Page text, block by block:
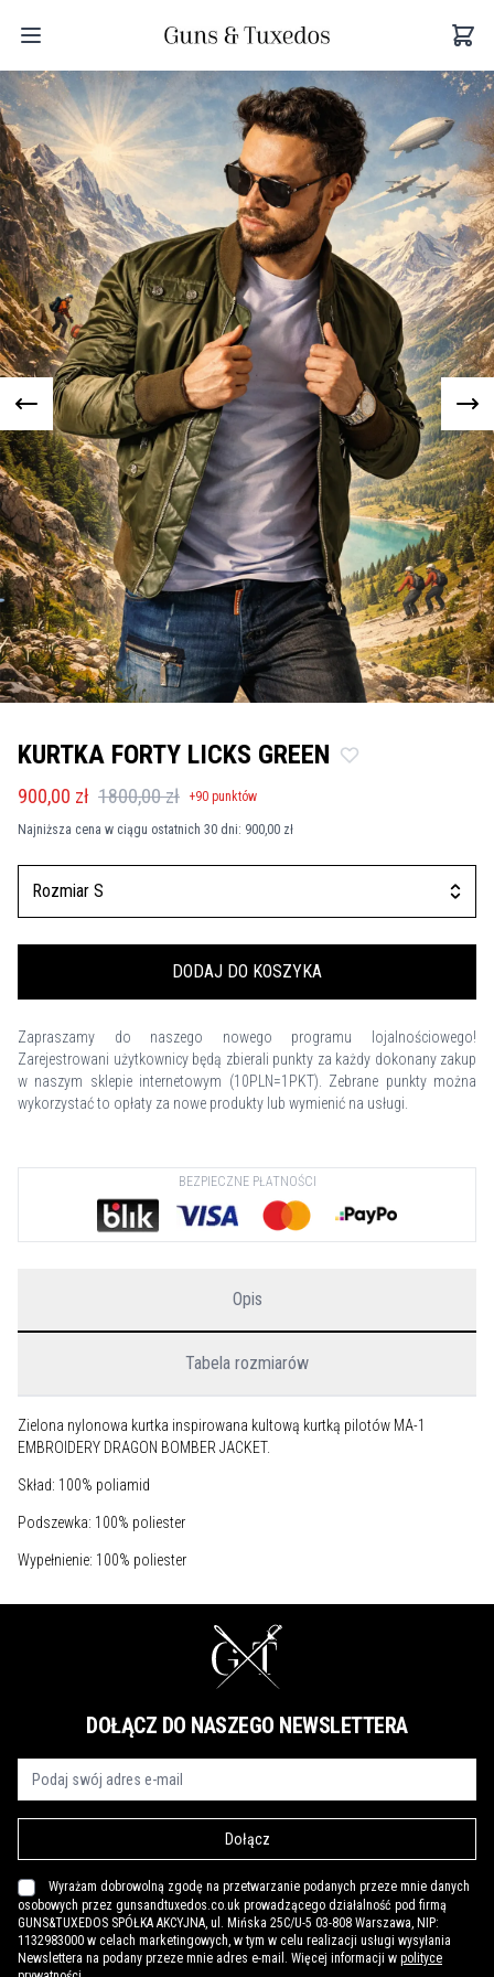
KURTKA FORTY LICKS GREEN
900,00 zł 1800,00 zł +90 punktów
Najniższa cena w ciągu ostatnich 30 dni: 900,00 zł
Rozmiar S
DODAJ DO KOSZYKA
Zapraszamy do naszego nowego programu lojalnościowego!
Zarejestrowani użytkownicy będą zbierali punkty za każdy dokonany zakup
w naszym sklepie internetowym (10PLN=1PKT). Zebrane punkty można
wykorzystać to opłaty za nowe produkty lub wymienić na usługi.
BEZPIECZNE PŁATNOŚCI
Opis
Tabela rozmiarów
Zielona nylonowa kurtka inspirowana kultową kurtką pilotów MA-1
EMBROIDERY DRAGON BOMBER JACKET.
Skład: 100% poliamid
Podszewka: 100% poliester
Wypełnienie: 100% poliester
DOŁĄCZ DO NASZEGO NEWSLETTERA
Dołącz
Wyrażam dobrowolną zgodę na przetwarzanie podanych przeze mnie danych
osobowych przez gunsandtuxedos.co.uk prowadzącego działalność pod firmą
GUNS&TUXEDOS SPÓŁKA AKCYJNA, ul. Mińska 25C/U-5 03-808 Warszawa, NIP:
1132983000 w celach marketingowych, w tym w celu realizacji usługi wysyłania
Newslettera na podany przeze mnie adres e-mail. Więcej informacji w polityce